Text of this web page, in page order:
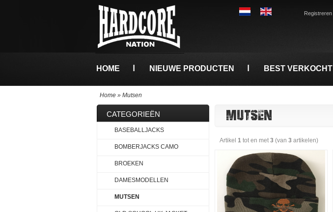
Registreren
HOME NIEUWE PRODUCTEN BEST VERKOCHT
Home » Mutsen
MUTSEN
Artikel 1 tot en met3 (van 3 artikelen)
CATEGORIEËN
BASEBALLJACKS
BOMBERJACKS CAMO
BROEKEN
DAMESMODELLEN
MUTSEN